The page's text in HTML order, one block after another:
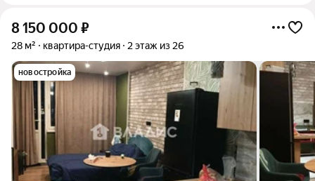
8 150 000 ₽
28 м² квартира-студия 2 этаж из 26
новостройка